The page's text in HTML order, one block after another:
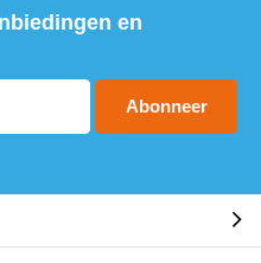
en
Abonneer